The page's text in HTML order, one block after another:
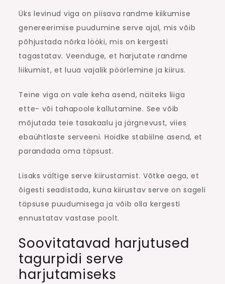
Üks levinud viga on piisava randme kiikumise
genereerimise puudumine serve ajal, mis võib
põhjustada nõrka lööki, mis on kergesti
tagastatav. Veenduge, et harjutate randme
liikumist, et luua vajalik pöörlemine ja kiirus.
Teine viga on vale keha asend, näiteks liiga
ette- või tahapoole kallutamine. See võib
mõjutada teie tasakaalu ja järgnevust, viies
ebaühtlaste serveeni. Hoidke stabiilne asend, et
parandada oma täpsust.
Lisaks vältige serve kiirustamist. Võtke aega, et
õigesti seadistada, kuna kiirustav serve on sageli
täpsuse puudumisega ja võib olla kergesti
ennustatav vastase poolt.
Soovitatavad harjutused
tagurpidi serve
harjutamiseks